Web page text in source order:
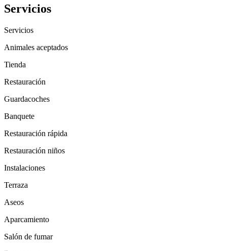
Servicios
Servicios
Animales aceptados
Tienda
Restauración
Guardacoches
Banquete
Restauración rápida
Restauración niños
Instalaciones
Terraza
Aseos
Aparcamiento
Salón de fumar